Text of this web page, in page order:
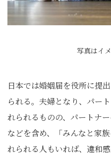
写真はイ
日本では婚姻届を役所に提
られる。夫婦となり、パー
れられるものの、パートナ
などを含め、「みんなと家
れられる人もいれば、違和